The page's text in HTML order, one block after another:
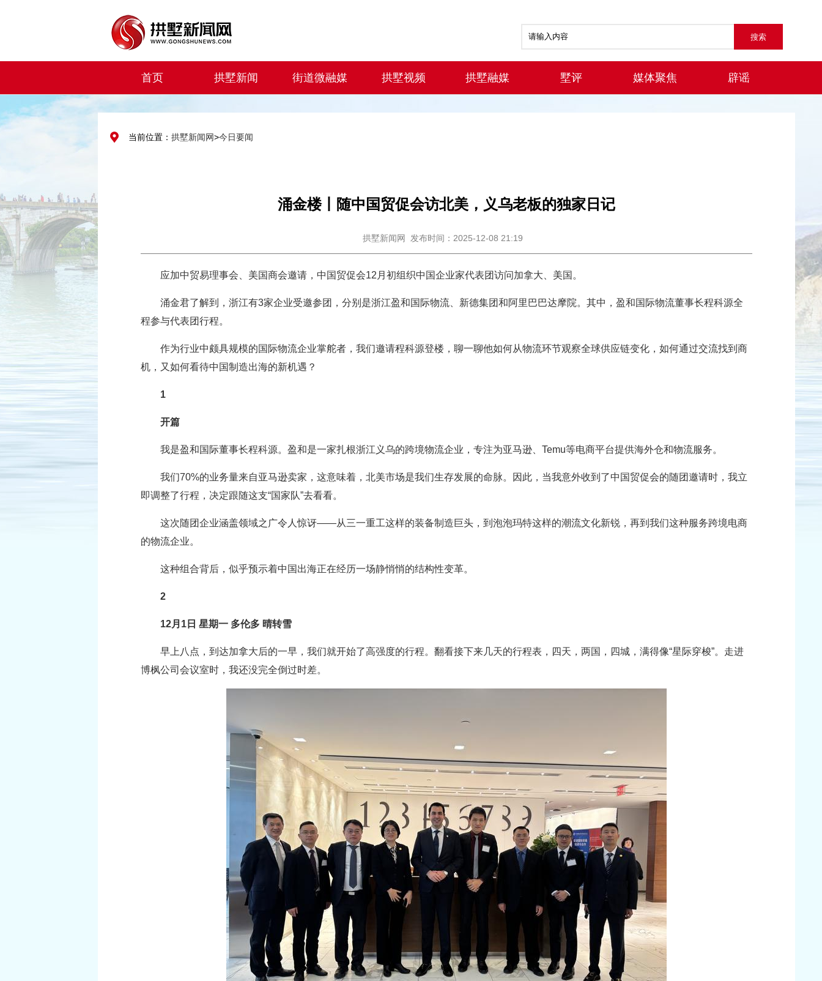
首页 拱墅新闻 街道微融媒 拱墅视频 拱墅融媒 墅评 媒体聚焦 辟谣
当前位置： 拱墅新闻网>今日要闻
涌金楼丨随中国贸促会访北美，义乌老板的独家日记
拱墅新闻网 发布时间：2025-12-08 21:19
应加中贸易理事会、美国商会邀请，中国贸促会12月初组织中国企业家代表团访问加拿大、美国。
涌金君了解到，浙江有3家企业受邀参团，分别是浙江盈和国际物流、新德集团和阿里巴巴达摩院。其中，盈和国际物流董事长程科源全
程参与代表团行程。
作为行业中颇具规模的国际物流企业掌舵者，我们邀请程科源登楼，聊一聊他如何从物流环节观察全球供应链变化，如何通过交流找到商
机，又如何看待中国制造出海的新机遇？
1
开篇
我是盈和国际董事长程科源。盈和是一家扎根浙江义乌的跨境物流企业，专注为亚马逊、Temu等电商平台提供海外仓和物流服务。
我们70%的业务量来自亚马逊卖家，这意味着，北美市场是我们生存发展的命脉。因此，当我意外收到了中国贸促会的随团邀请时，我立
即调整了行程，决定跟随这支“国家队”去看看。
这次随团企业涵盖领域之广令人惊讶——从三一重工这样的装备制造巨头，到泡泡玛特这样的潮流文化新锐，再到我们这种服务跨境电商
的物流企业。
这种组合背后，似乎预示着中国出海正在经历一场静悄悄的结构性变革。
2
12月1日 星期一 多伦多 晴转雪
早上八点，到达加拿大后的一早，我们就开始了高强度的行程。翻看接下来几天的行程表，四天，两国，四城，满得像“星际穿梭”。走进
博枫公司会议室时，我还没完全倒过时差。